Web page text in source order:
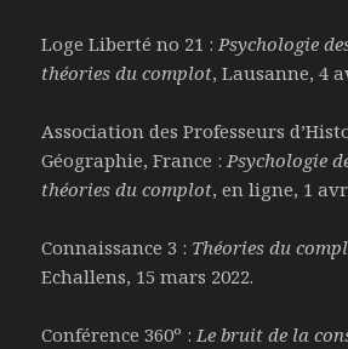
Loge Liberté no 21 :Psychologie
théories du complot, Lausanne, 4
Association des Professeurs
Géographie, France :Psychologie
théories du complot, en ligne, 1
Connaissance 3 : Théories du
Echallens, 15 mars 2022.
Conférence 360º :Le bruit de la